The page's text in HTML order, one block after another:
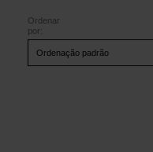
Ordenar
por: